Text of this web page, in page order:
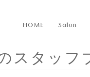
HOME Salon
スタッフ